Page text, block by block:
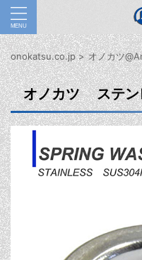
onokatsu.co.jp > オノカツ
オノカツ ステ